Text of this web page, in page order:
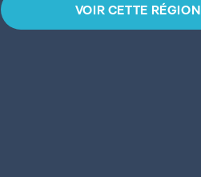
VOIR CETTE RÉGION